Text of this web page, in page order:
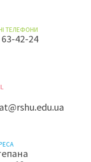
ТЕЛЕФОНИ
42-24